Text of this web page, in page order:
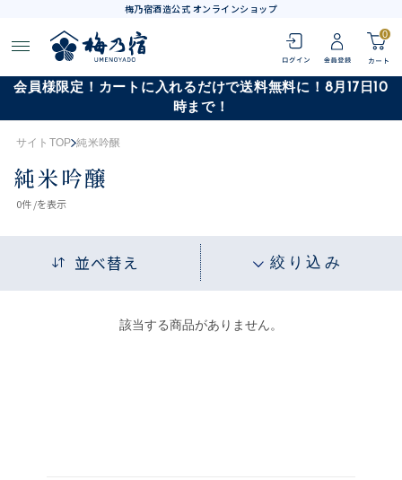
梅乃宿酒造公式 オンラインショップ
0
会員様限定！カートに入れるだけで送料無料に！8月17日10
時まで！
サイトTOP 純米吟醸
純米吟醸
0件 /を表示
並べ替え 絞り込み
該当する商品がありません。